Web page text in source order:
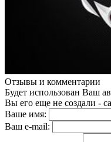
Отзывы и комментарии
Будет использован Ваш
Вы его еще не создали -
Ваше имя:
Ваш e-mail: